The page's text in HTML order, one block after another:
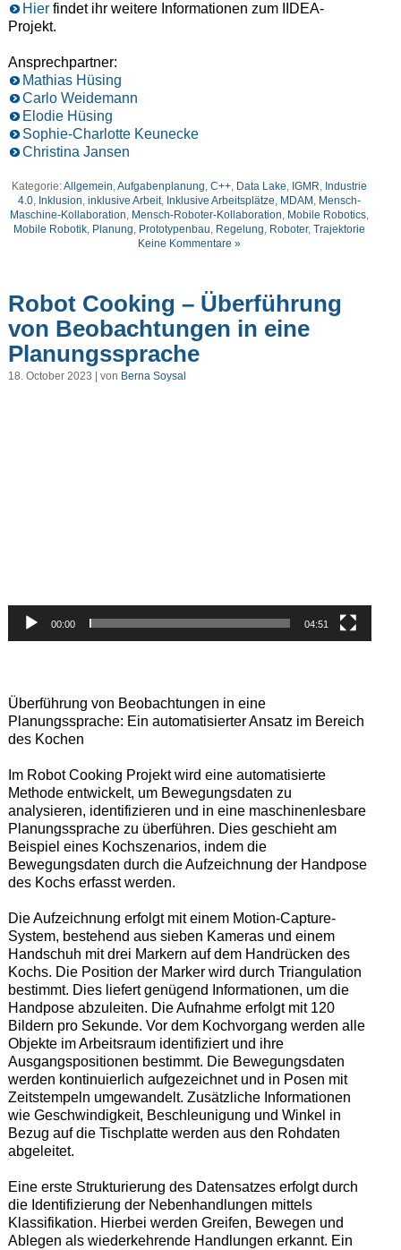
Hierfindet ihr weitere Informationen zum IIDEA-
Projekt.
Ansprechpartner:
Mathias Hüsing
Carlo Weidemann
Elodie Hüsing
Sophie-Charlotte Keunecke
Christina Jansen
Kategorie:Allgemein,Aufgabenplanung,C++, Data Lake, IGMR, Industrie
4.0, Inklusion,inklusive Arbeit, Inklusive Arbeitsplätze, MDAM, Mensch-
Maschine-Kollaboration, Mensch-Roboter-Kollaboration, Mobile Robotics,
Mobile Robotik, Planung, Prototypenbau, Regelung, Roboter,Trajektorie
Keine Kommentare »
Robot Cooking – Überführung
von Beobachtungen in eine
Planungssprache
18. October 2023 | von Berna Soysal
00:00 04:51
Überführung von Beobachtungen in eine
Planungssprache: Ein automatisierter Ansatz im Bereich
des Kochen
Im Robot Cooking Projekt wird eine automatisierte
Methode entwickelt, um Bewegungsdaten zu
analysieren, identifizieren und in eine maschinenlesbare
Planungssprache zu überführen. Dies geschieht am
Beispiel eines Kochszenarios, indem die
Bewegungsdaten durch die Aufzeichnung der Handpose
des Kochs erfasst werden.
Die Aufzeichnung erfolgt mit einem Motion-Capture-
System, bestehend aus sieben Kameras und einem
Handschuh mit drei Markern auf dem Handrücken des
Kochs. Die Position der Marker wird durch Triangulation
bestimmt. Dies liefert genügend Informationen, um die
Handpose abzuleiten. Die Aufnahme erfolgt mit 120
Bildern pro Sekunde. Vor dem Kochvorgang werden alle
Objekte im Arbeitsraum identifiziert und ihre
Ausgangspositionen bestimmt. Die Bewegungsdaten
werden kontinuierlich aufgezeichnet und in Posen mit
Zeitstempeln umgewandelt. Zusätzliche Informationen
wie Geschwindigkeit, Beschleunigung und Winkel in
Bezug auf die Tischplatte werden aus den Rohdaten
abgeleitet.
Eine erste Strukturierung des Datensatzes erfolgt durch
die Identifizierung der Nebenhandlungen mittels
Klassifikation. Hierbei werden Greifen, Bewegen und
Ablegen als wiederkehrende Handlungen erkannt. Ein